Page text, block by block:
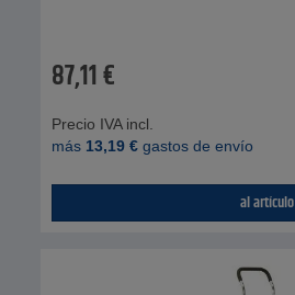
87,11€
Precio IVA incl.
más 13,19 € gastos de envío
al artículo